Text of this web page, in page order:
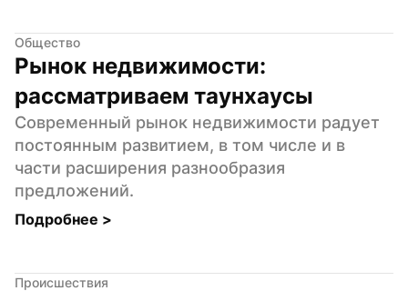
Общество
Рынок недвижимости:
рассматриваем таунхаусы
Современный рынок недвижимости радует
постоянным развитием, в том числе и в
части расширения разнообразия
предложений.
Подробнее >
Происшествия